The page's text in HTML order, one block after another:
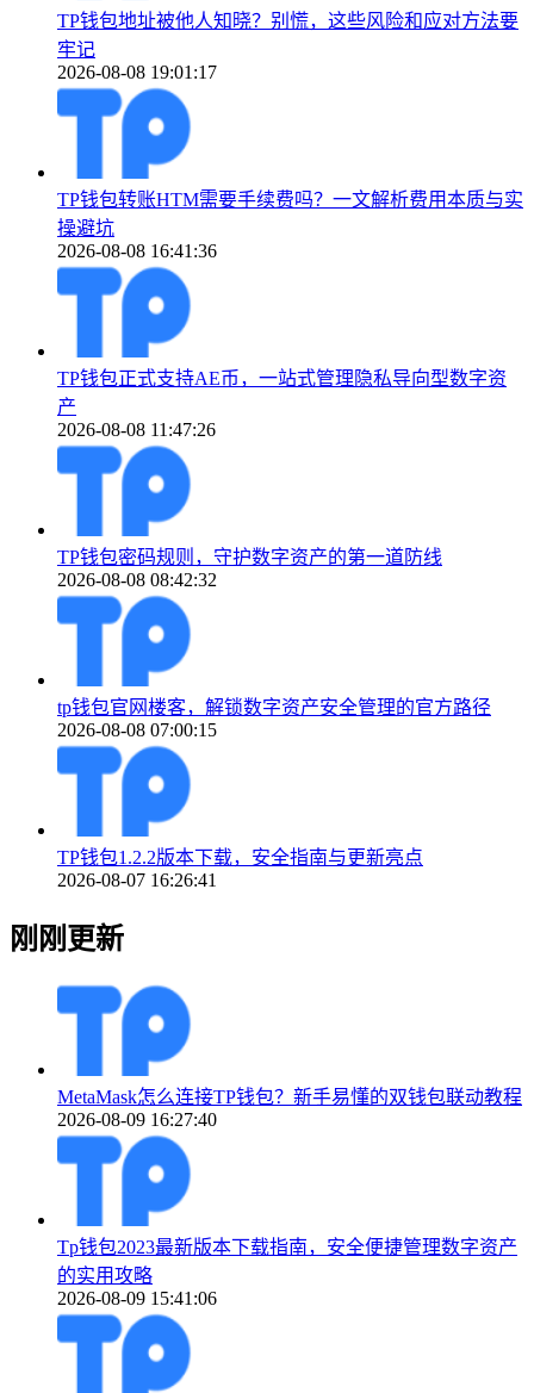
TP钱包地址被他人知晓？别慌，这些风险和应对方法要
牢记
2026-08-08 19:01:17
TP钱包转账HTM需要手续费吗？一文解析费用本质与实
操避坑
2026-08-08 16:41:36
TP钱包正式支持AE币，一站式管理隐私导向型数字资
产
2026-08-08 11:47:26
TP钱包密码规则，守护数字资产的第一道防线
2026-08-08 08:42:32
tp钱包官网楼客，解锁数字资产安全管理的官方路径
2026-08-08 07:00:15
TP钱包1.2.2版本下载，安全指南与更新亮点
2026-08-07 16:26:41
刚刚更新
MetaMask怎么连接TP钱包？新手易懂的双钱包联动教程
2026-08-09 16:27:40
Tp钱包2023最新版本下载指南，安全便捷管理数字资产
的实用攻略
2026-08-09 15:41:06